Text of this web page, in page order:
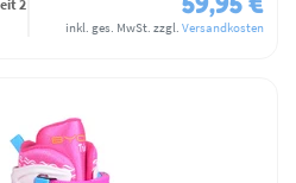
2
inkl. ges. MwSt. zzgl. Versandkosten